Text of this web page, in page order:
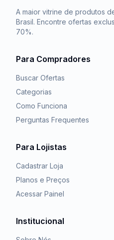
A maior vitrine de produtos
Brasil. Encontre ofertas
70%.
Para Compradores
Buscar Ofertas
Categorias
Como Funciona
Perguntas Frequentes
Para Lojistas
Cadastrar Loja
Planos e Preços
Acessar Painel
Institucional